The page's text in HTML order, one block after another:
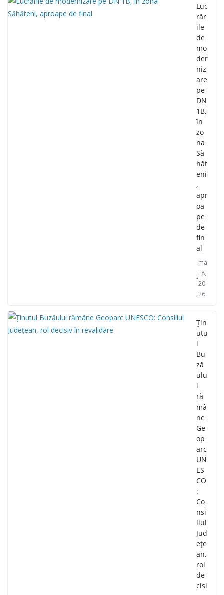
Luc
răr
ile
de
mo
der
niz
are
pe
DN
1B,
în
zo
na
Să
hăt
eni
,
apr
oa
pe
de
fin
al
ma
i 8,
20
26
Țin
utu
l
Bu
ză
ulu
i
ră
mâ
ne
Ge
op
arc
UN
ES
CO
:
Co
nsi
liul
Jud
ețe
an,
rol
de
cisi